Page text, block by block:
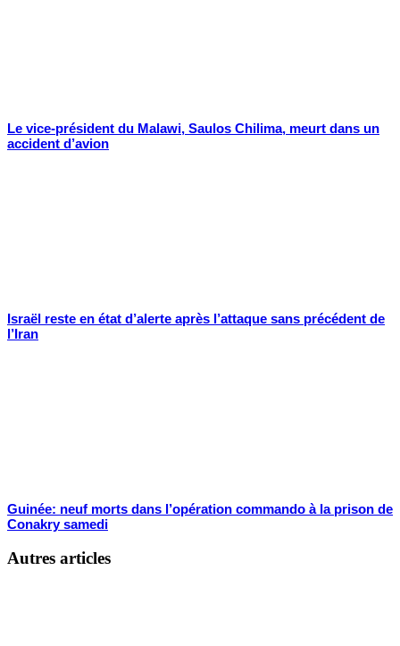
Le vice-président du Malawi, Saulos Chilima, meurt dans un
accident d’avion
Israël reste en état d’alerte après l’attaque sans précédent de
l’Iran
Guinée: neuf morts dans l’opération commando à la prison de
Conakry samedi
Autres articles